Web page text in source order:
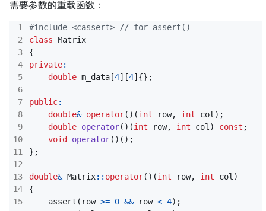
需要参数的重载函数：
3
4
5
6
7
8
9
10
13
14
15
#include <cassert>
class Matrix
{
private:
double m_data [4][4]{};
public:
double& operator()(int row, int col );
double operator()(int row, int col ) const ;
void
operator()();
};
double& Matrix:: operator()(int row, int col )
{
assert ( row >= 0 && row < 4);